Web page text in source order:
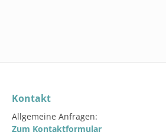
Kontakt
Allgemeine Anfragen:
Zum Kontaktformular